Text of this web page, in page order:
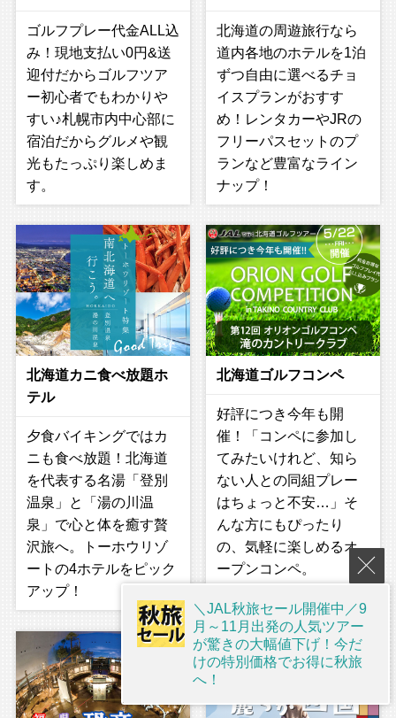
ゴルフプレー代金ALL込
み！現地支払い0円&送
迎付だからゴルフツア
ー初心者でもわかりや
すい♪札幌市内中心部に
宿泊だからグルメや観
光もたっぷり楽しめま
す。
北海道の周遊旅行なら
道内各地のホテルを1泊
ずつ自由に選べるチョ
イスプランがおすす
め！レンタカーやJRの
フリーパスセットのプ
ランなど豊富なライン
ナップ！
北海道カニ食べ放題ホ
テル
夕食バイキングではカ
ニも食べ放題！北海道
を代表する名湯「登別
温泉」と「湯の川温
泉」で心と体を癒す贅
沢旅へ。トーホウリゾ
ートの4ホテルをピック
アップ！
北海道ゴルフコンペ
好評につき今年も開
催！「コンペに参加し
てみたいけれど、知ら
ない人との同組プレー
はちょっと不安…」そ
んな方にもぴったり
の、気軽に楽しめるオ
ープンコンペ。
＼JAL秋旅セール開催中／9
月～11月出発の人気ツアー
が驚きの大幅値下げ！今だ
けの特別価格でお得に秋旅
へ！